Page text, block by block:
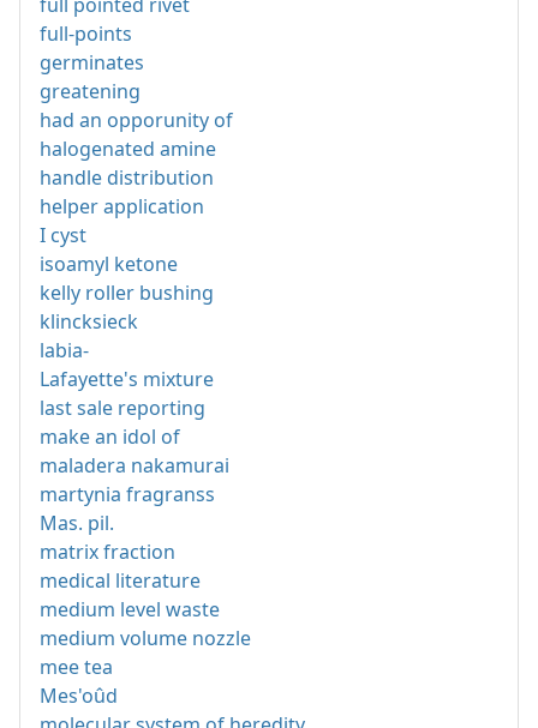
full-points
germinates
greatening
had an opporunity of
halogenated amine
handle distribution
helper application
I cyst
isoamyl ketone
kelly roller bushing
klincksieck
labia-
Lafayette's mixture
last sale reporting
make an idol of
maladera nakamurai
martynia fragranss
Mas. pil.
matrix fraction
medical literature
medium level waste
medium volume nozzle
mee tea
Mes'oûd